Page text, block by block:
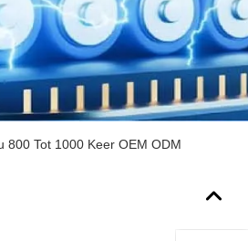
800 Tot 1000 Keer OEM ODM